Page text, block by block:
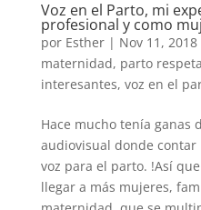
Voz en el Parto, mi
profesional y como
por Esther| Nov 11, 2018
maternidad, parto
interesantes, voz en el
Hace mucho tenía ganas
audiovisual donde contar
voz para el parto. !Así
llegar a más mujeres,